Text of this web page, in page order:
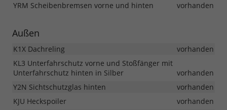
YRM Scheibenbremsen vorne und hinten
vorhanden
Außen
K1X Dachreling
vorhanden
KL3 Unterfahrschutz vorne und Stoßfänger mit
Unterfahrschutz hinten in Silber
vorhanden
Y2N Sichtschutzglas hinten
vorhanden
KJU Heckspoiler
vorhanden